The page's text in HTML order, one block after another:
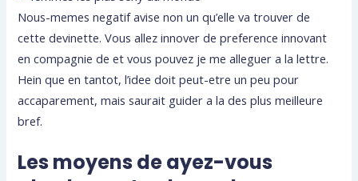
Nous-memes negatif avise non un qu’elle va trouver de
cette devinette. Vous allez innover de preference innovant
en compagnie de et vous pouvez je me alleguer a la lettre.
Hein que en tantot, l’idee doit peut-etre un peu pour
accaparement, mais saurait guider a la des plus meilleure
bref.
Les moyens de ayez-vous